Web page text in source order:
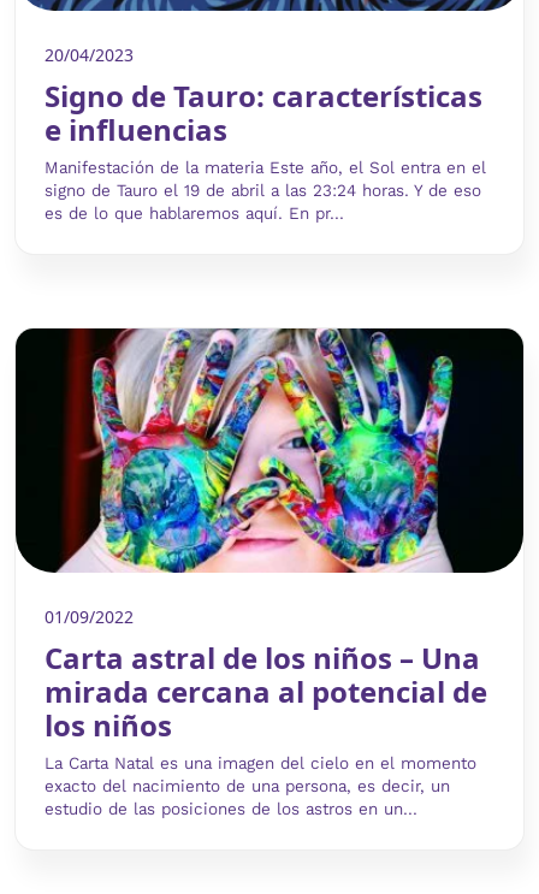
20/04/2023
Signo de Tauro: características
e influencias
Manifestación de la materia Este año, el Sol entra en el
signo de Tauro el 19 de abril a las 23:24 horas. Y de eso
es de lo que hablaremos aquí. En pr...
01/09/2022
Carta astral de los niños – Una
mirada cercana al potencial de
los niños
La Carta Natal es una imagen del cielo en el momento
exacto del nacimiento de una persona, es decir, un
estudio de las posiciones de los astros en un...